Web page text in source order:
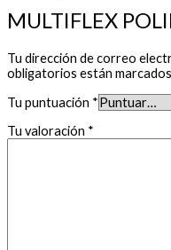
MULTIFLEX
Tu dirección de correo
obligatorios están
Tu puntuación *
Tu valoración *